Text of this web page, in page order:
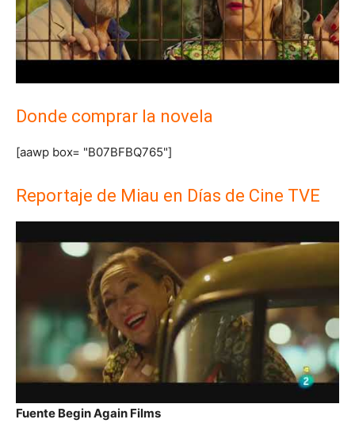
Donde comprar la novela
[aawp box= "B07BFBQ765"]
Reportaje de Miau en Días de Cine TVE
Fuente Begin Again Films